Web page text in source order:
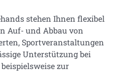
stehen Ihnen flexibel
Auf- und Abbau von
Sportveranstaltungen
Unterstützung bei
zur